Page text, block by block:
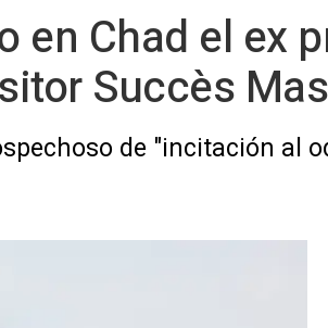
en Chad el ex
Succès
de "incitación al